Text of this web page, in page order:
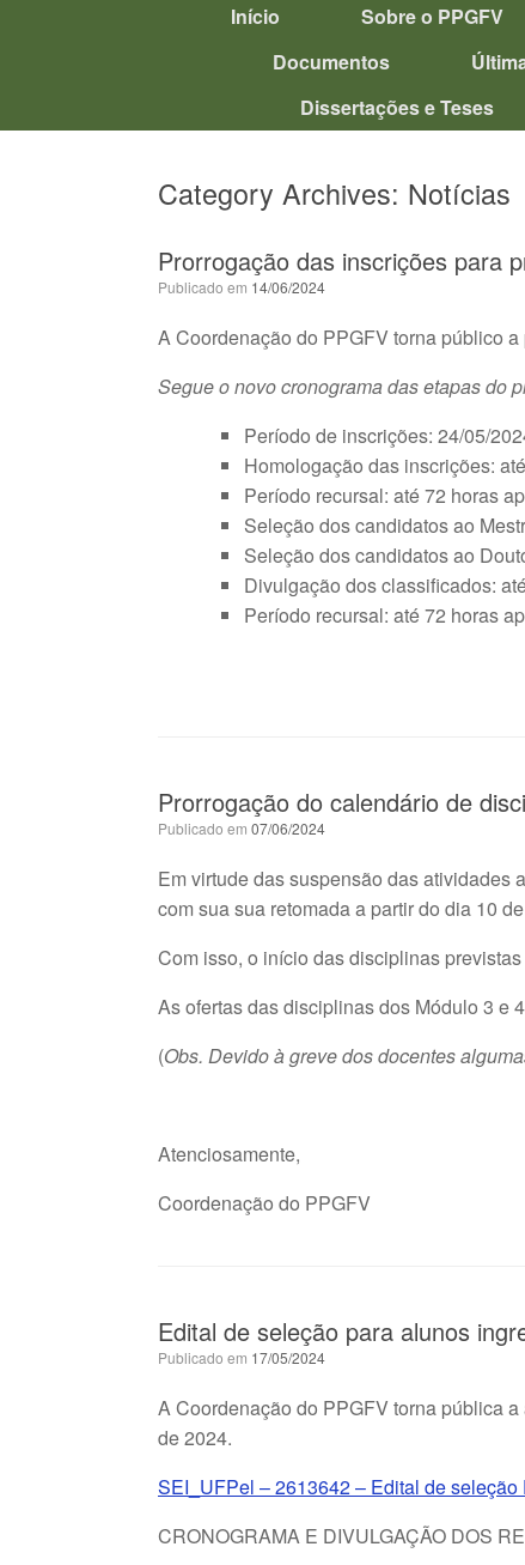
Início Sobre o PPGFV
Documentos
Dissertações e Teses
Category Archives: Notícias
Prorrogação das inscrições para
Publicado em 14/06/2024
A Coordenação do PPGFV torna público
Segue o novo cronograma das etapas do
Período de inscrições: 24/05/
Homologação das inscrições:
Período recursal: até 72 horas
Seleção dos candidatos ao
Seleção dos candidatos ao
Divulgação dos classificados:
Período recursal: até 72 horas
Prorrogação do calendário de
Publicado em 07/06/2024
Em virtude das suspensão das atividades
com sua sua retomada a partir do dia 10
Com isso, o início das disciplinas previstas
As ofertas das disciplinas dos Módulo 3 e
(Obs. Devido à greve dos docentes
Atenciosamente,
Coordenação do PPGFV
Edital de seleção para alunos
Publicado em 17/05/2024
A Coordenação do PPGFV torna pública
de 2024.
SEI_UFPel – 2613642 – Edital de seleção
CRONOGRAMA E DIVULGAÇÃO DOS